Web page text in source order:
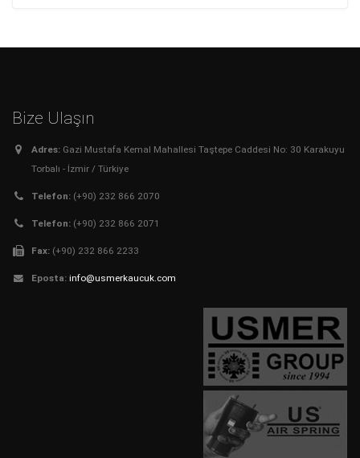
Bize Ulaşın
Adres: Gazi Mustafa Kemal Mahallesi Taştepe Caddesi No: 30 Karakuyu
Torbalı - İzmir / Türkiye
Telefon: (+90) 232 866 2070
Telefon: (+90) 232 866 2071
Fax: (+90) 232 866 2233
Eposta: info@usmerkaucuk.com